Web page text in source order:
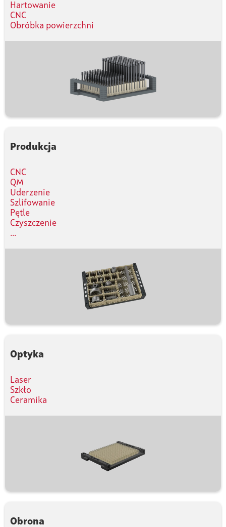
Hartowanie
CNC
Obróbka powierzchni
Produkcja
CNC
QM
Uderzenie
Szlifowanie
Pętle
Czyszczenie
...
Optyka
Laser
Szkło
Ceramika
Obrona